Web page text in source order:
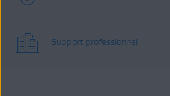
Support professionnel